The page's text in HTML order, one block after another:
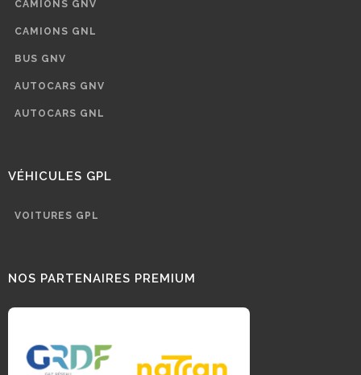
CAMIONS GNV
CAMIONS GNL
BUS GNV
AUTOCARS GNV
AUTOCARS GNL
VÉHICULES GPL
VOITURES GPL
NOS PARTENAIRES PREMIUM